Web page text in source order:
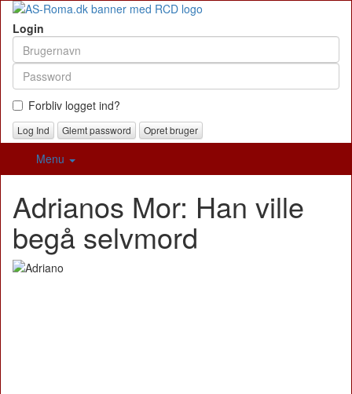
Login
Forbliv logget ind?
Glemt password Opret bruger
Menu
Adrianos Mor: Han ville
begå selvmord